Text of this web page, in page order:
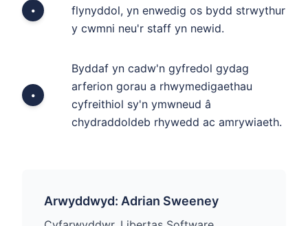
•
flynyddol, yn enwedig os bydd strwythur
y cwmni neu'r staff yn newid.
•
Byddaf yn cadw'n gyfredol gydag
arferion gorau a rhwymedigaethau
cyfreithiol sy'n ymwneud â
chydraddoldeb rhywedd ac amrywiaeth.
Arwyddwyd: Adrian Sweeney